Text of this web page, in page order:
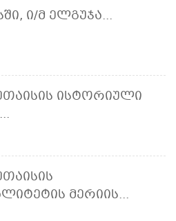
Ი/მ Ელგუჯა...
Ისტორიული
Მერიის...